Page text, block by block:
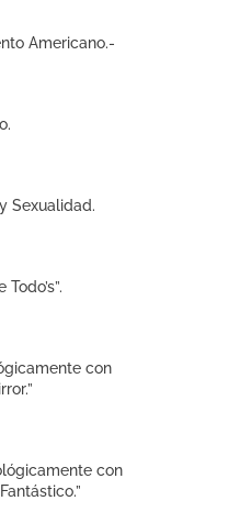
Americano.-
Sexualidad.
con
con